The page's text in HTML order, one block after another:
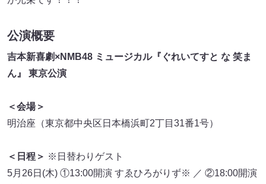
公演概要
吉本新喜劇×NMB48 ミュージカル『ぐれいてすと な 笑ま
ん』 東京公演
＜会場＞
明治座（東京都中央区日本橋浜町2丁目31番1号）
＜日程＞ ※日替わりゲスト
5月26日(木) ①13:00開演 すゑひろがりず※ ／ ②18:00開演